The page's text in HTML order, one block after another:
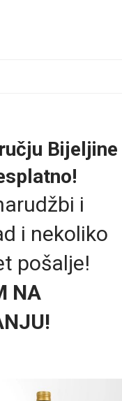
Bijeljine
i
i nekoliko
pošalje!
NA